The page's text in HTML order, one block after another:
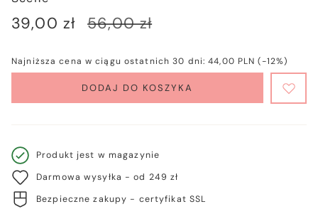
Cena
39,00 zł
Cena
56,00 zł
Najniższa cena w ciągu ostatnich 30 dni:44,00 PLN (-12%)
DODAJ DO KOSZYKA
Produkt jest w magazynie
Darmowa wysyłka - od 249 zł
Bezpieczne zakupy - certyfikat SSL